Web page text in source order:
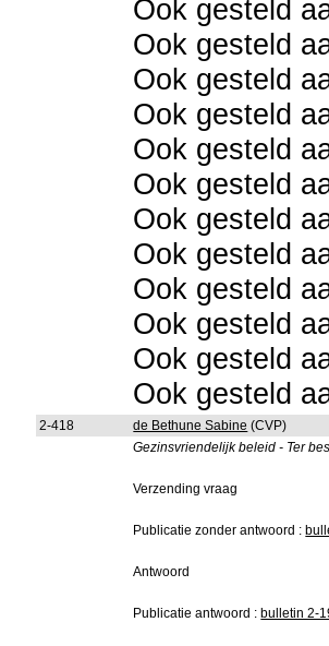
Ook gesteld
Ook gesteld
Ook gesteld
Ook gesteld
Ook gesteld
Ook gesteld
Ook gesteld
Ook gesteld
Ook gesteld
Ook gesteld
Ook gesteld
Ook gesteld
2-418 de Bethune Sabine (CVP)
Gezinsvriendelijk beleid - Ter
Verzending vraag
Publicatie zonder antwoord :
Antwoord
Publicatie antwoord : bulletin 2-